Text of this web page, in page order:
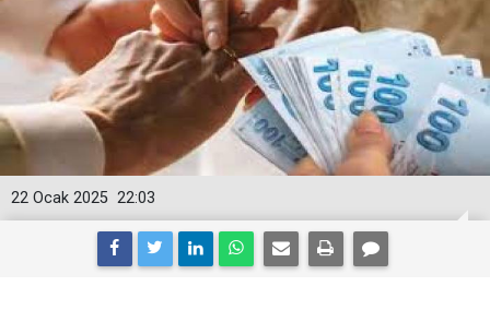
22:03
22 Ocak 2025